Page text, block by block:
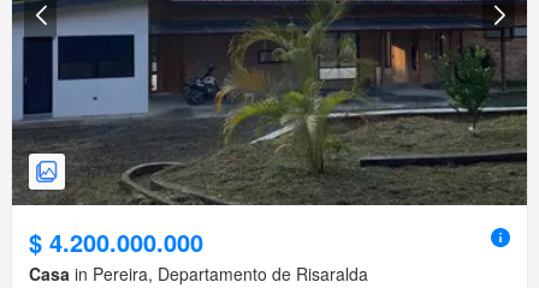
$ 4.200.000.000
Casa in Pereira, Departamento de Risaralda